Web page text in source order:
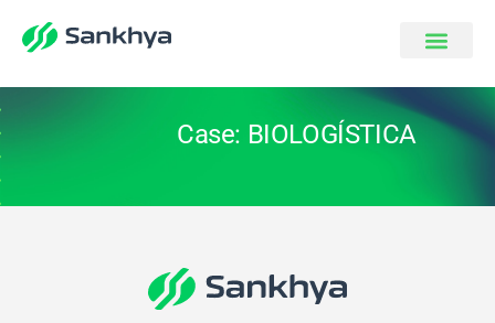
Case: BIOLOGÍSTICA